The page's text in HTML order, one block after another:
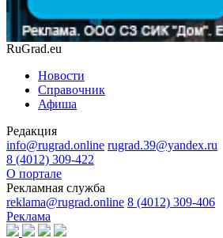
RuGrad.eu
Новости
Справочник
Афиша
Редакция
info@rugrad.online rugrad.39@yandex.ru
8 (4012) 309-422
О портале
Рекламная служба
reklama@rugrad.online 8 (4012) 309-406
Реклама